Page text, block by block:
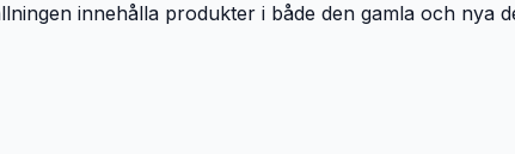
innehålla produkter i både den gamla och nya